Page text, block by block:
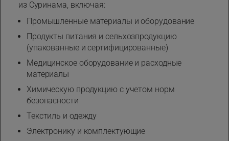
из Суринама, включая:
Промышленные материалы и оборудование
Продукты питания и сельхозпродукцию
(упакованные и сертифицированные)
Медицинское оборудование и расходные
материалы
Химическую продукцию с учетом норм
безопасности
Текстиль и одежду
Электронику и комплектующие